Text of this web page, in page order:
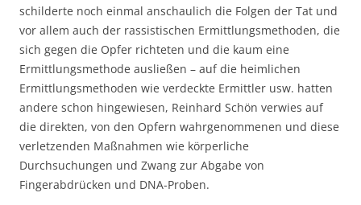
schilderte noch einmal anschaulich die Folgen der Tat und
vor allem auch der rassistischen Ermittlungsmethoden, die
sich gegen die Opfer richteten und die kaum eine
Ermittlungsmethode ausließen – auf die heimlichen
Ermittlungsmethoden wie verdeckte Ermittler usw. hatten
andere schon hingewiesen, Reinhard Schön verwies auf
die direkten, von den Opfern wahrgenommenen und diese
verletzenden Maßnahmen wie körperliche
Durchsuchungen und Zwang zur Abgabe von
Fingerabdrücken und DNA-Proben.